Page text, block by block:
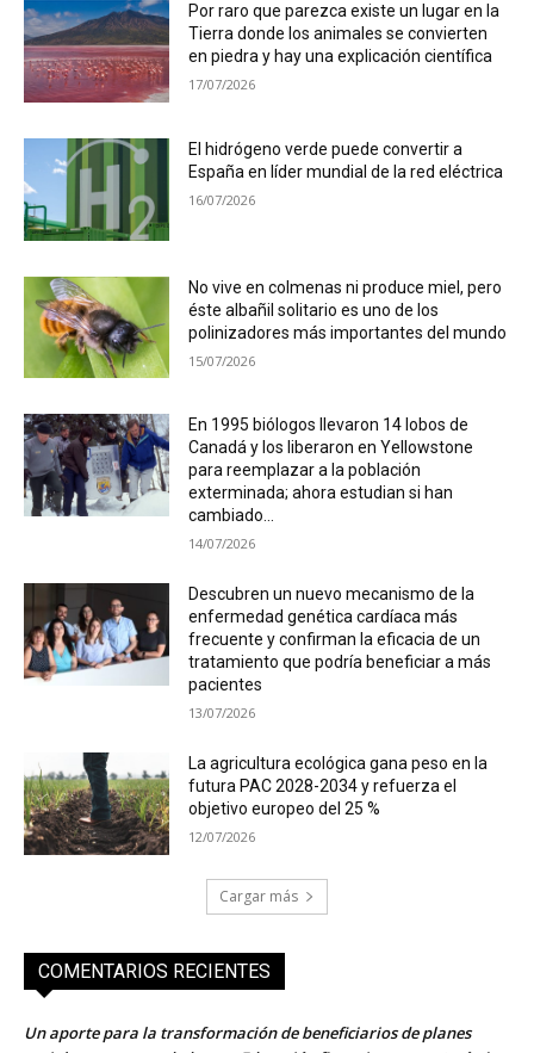
Por raro que parezca existe un lugar en la
Tierra donde los animales se convierten
en piedra y hay una explicación científica
17/07/2026
El hidrógeno verde puede convertir a
España en líder mundial de la red eléctrica
16/07/2026
No vive en colmenas ni produce miel, pero
éste albañil solitario es uno de los
polinizadores más importantes del mundo
15/07/2026
En 1995 biólogos llevaron 14 lobos de
Canadá y los liberaron en Yellowstone
para reemplazar a la población
exterminada; ahora estudian si han
cambiado...
14/07/2026
Descubren un nuevo mecanismo de la
enfermedad genética cardíaca más
frecuente y confirman la eficacia de un
tratamiento que podría beneficiar a más
pacientes
13/07/2026
La agricultura ecológica gana peso en la
futura PAC 2028-2034 y refuerza el
objetivo europeo del 25 %
12/07/2026
Cargar más
COMENTARIOS RECIENTES
Un aporte para la transformación de beneficiarios de planes